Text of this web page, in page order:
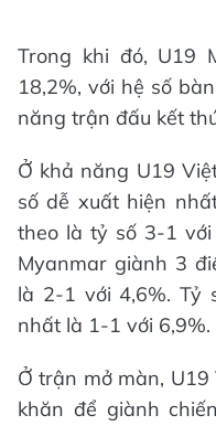
Trong khi đó, U19
18,2%, với hệ số
năng trận đấu kết
Ở khả năng U19
số dễ xuất hiện
theo là tỷ số 3-1 với
Myanmar giành 3
là 2-1 với 4,6%. Tỷ
nhất là 1-1 với 6,9%.
Ở trận mở màn,
khăn để giành